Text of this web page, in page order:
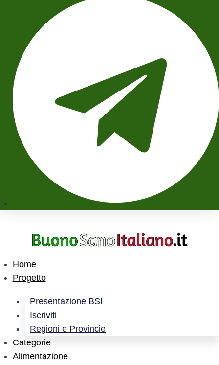
Home
Progetto
Presentazione BSI
Iscriviti
Regioni e Provincie
Categorie
Alimentazione